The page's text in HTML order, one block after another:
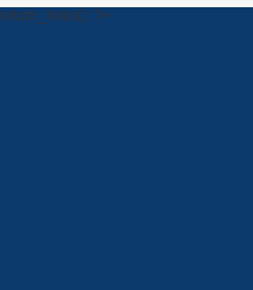
return_links(); ?>